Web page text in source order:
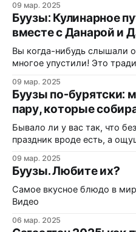
09 мар. 2025
Буузы: Кулинарное
вместе с Данарой и
Вы когда-нибудь слышали
многое упустили! Это
"мешочки", приготовленные
окунемся в мир бурятской
секреты приготовления
09 мар. 2025
Буузы по-бурятски:
пару, которые
Бывало ли у вас так, что
праздник вроде есть, а
столе их нет, многие
как будто и не состоялось. В этой статье разберёмся,
что такое буузы, чем они
09 мар. 2025
Буузы. Любите их?
Самое вкусное блюдо в мире. Приготовление
Видео
06 мар. 2025